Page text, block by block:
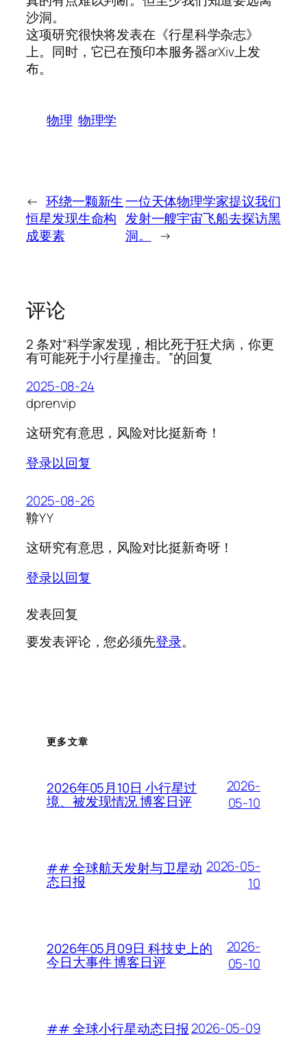
沙洞。
这项研究很快将发表在《行星科学杂志》
上。同时，它已在预印本服务器arXiv上发
布。
物理 物理学
← 环绕一颗新生
恒星发现生命构
成要素
一位天体物理学家提议我们
发射一艘宇宙飞船去探访黑
洞。
→
评论
2 条对“科学家发现，相比死于狂犬病，你更
有可能死于小行星撞击。”的回复
2025-08-24
dprenvip
这研究有意思，风险对比挺新奇！
登录以回复
2025-08-26
鞥YY
这研究有意思，风险对比挺新奇呀！
登录以回复
发表回复
要发表评论，您必须先登录。
更多文章
2026年05月10日 小行星过
境、被发现情况 博客日评
2026-
05-10
## 全球航天发射与卫星动
态日报
2026-05-
10
2026年05月09日 科技史上的
今日大事件 博客日评
2026-
05-10
## 全球小行星动态日报2026-05-09